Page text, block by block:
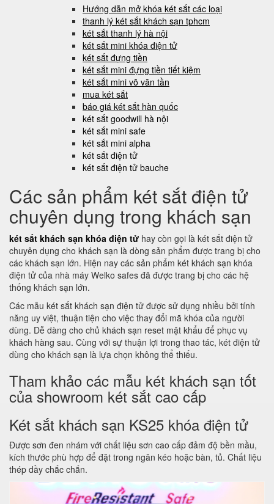
Hướng dẫn mở khóa két sắt các loại
thanh lý két sắt khách sạn tphcm
két sắt thanh lý hà nội
két sắt mini khóa điện tử
két sắt đựng tiền
két sắt mini đựng tiền tiết kiệm
két sắt mini võ văn tần
mua két sắt
báo giá két sắt hàn quốc
két sắt goodwill hà nội
két sắt mini safe
két sắt mini alpha
két sắt điện tử
két sắt điện tử bauche
Các sản phẩm két sắt điện tử
chuyên dụng trong khách sạn
két sắt khách sạn khóa điện tử hay còn gọi là két sắt điện tử
chuyên dụng cho khách sạn là dòng sản phẩm được trang bị cho
các khách sạn lớn. Hiện nay các sản phẩm két khách sạn khóa
điện tử của nhà máy Welko safes đã được trang bị cho các hệ
thống khách sạn lớn.
Các mẫu két sắt khách sạn điện tử được sử dụng nhiều bởi tính
năng uy việt, thuận tiện cho việc thay đổi mã khóa của người
dùng. Dễ dàng cho chủ khách sạn reset mật khẩu để phục vụ
khách hàng sau. Cùng với sự thuận lợi trong thao tác, két điện tử
dùng cho khách sạn là lựa chọn không thể thiếu.
Tham khảo các mẫu két khách sạn tốt
của showroom két sắt cao cấp
Két sắt khách sạn KS25 khóa điện tử
Được sơn đen nhám với chất liệu sơn cao cấp đảm độ bền mầu,
kích thước phù hợp để đặt trong ngăn kéo hoặc bàn, tủ. Chất liệu
thép dầy chắc chắn.